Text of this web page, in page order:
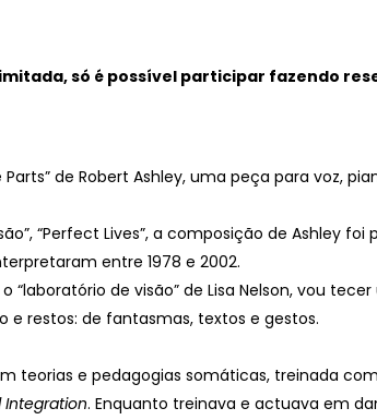
só é possível participar fazendo
de Robert Ashley, uma peça para voz,
“Perfect Lives”, a composição de Ashley
entre 1978 e 2002.
de visão” de Lisa Nelson, vou
restos: de fantasmas, textos e gestos.
teorias e pedagogias somáticas, treinada
. Enquanto treinava e actuava em